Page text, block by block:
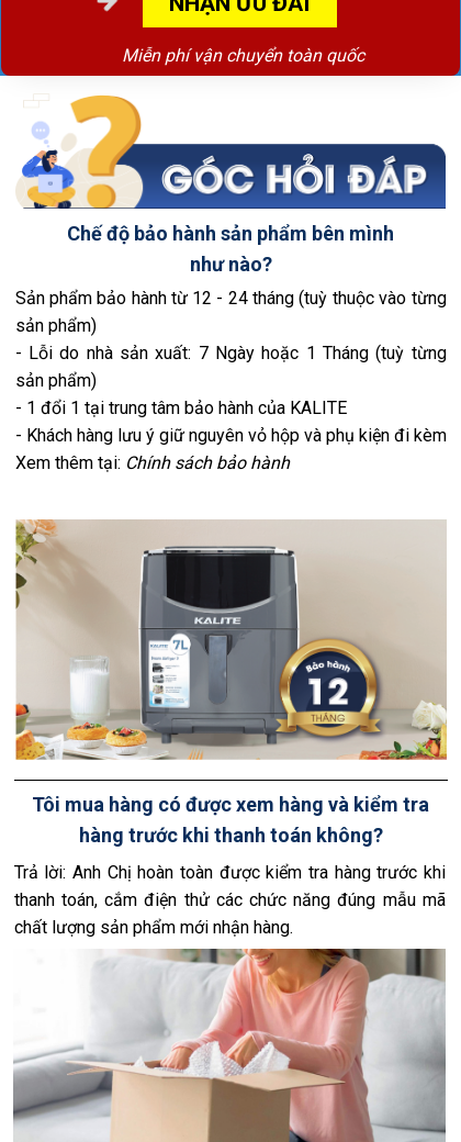
Miễn phí vận chuyển toàn quốc
Chế độ bảo hành sản phẩm bên mình
như nào?
Sản phẩm bảo hành từ 12 - 24 tháng (tuỳ thuộc vào từng
sản phẩm)
- Lỗi do nhà sản xuất: 7 Ngày hoặc 1 Tháng (tuỳ từng
sản phẩm)
- 1 đổi 1 tại trung tâm bảo hành của KALITE
- Khách hàng lưu ý giữ nguyên vỏ hộp và phụ kiện đi kèm
Xem thêm tại: Chính sách bảo hành
Tôi mua hàng có được xem hàng và kiểm tra
hàng trước khi thanh toán không?
Trả lời: Anh Chị hoàn toàn được kiểm tra hàng trước khi
thanh toán, cắm điện thử các chức năng đúng mẫu mã
chất lượng sản phẩm mới nhận hàng.